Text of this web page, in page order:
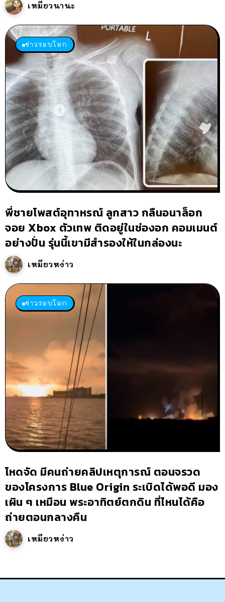
เหมียวนานะ
ข่าวรอบโลก
พี่ชายโพสต์อุทาหรณ์ ลูกสาว กลืนอนาล็อก
จอย Xbox ตัวเทพ ติดอยู่ในช่องอก คอมเมนต์
อย่างปั่น รุ่นนี้เขามีสำรองให้ในกล่องนะ
เหมียวหง่าว
ข่าวรอบโลก
โหดจัด มีคนถ่ายคลิปเหตุการณ์ ตอนจรวด
ของโครงการ Blue Origin ระเบิดได้พอดี มอง
เผิน ๆ เหมือน พระอาทิตย์ตกดิน ที่ไหนได้คือ
ถ่ายตอนกลางคืน
เหมียวหง่าว